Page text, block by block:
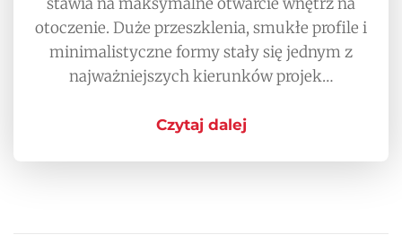
otoczenie. Duże przeszklenia, smukłe profile i
minimalistyczne formy stały się jednym z
najważniejszych kierunków projek…
Czytaj dalej